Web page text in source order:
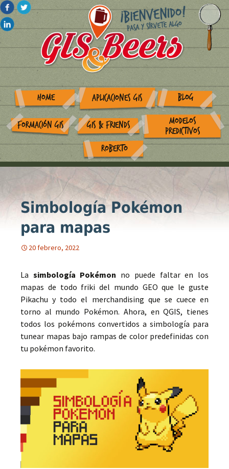
HOME APLICACIONES GIS BLOG
FORMACIÓN GIS GIS & FRIENDS
MODELOS
PREDICTIVOS
ROBERTO
Simbología Pokémon
para mapas
20 febrero, 2022
La simbología Pokémon no puede faltar en los
mapas de todo friki del mundo GEO que le guste
Pikachu y todo el merchandising que se cuece en
torno al mundo Pokémon. Ahora, en QGIS, tienes
todos los pokémons convertidos a simbología para
tunear mapas bajo rampas de color predefinidas con
tu pokémon favorito.